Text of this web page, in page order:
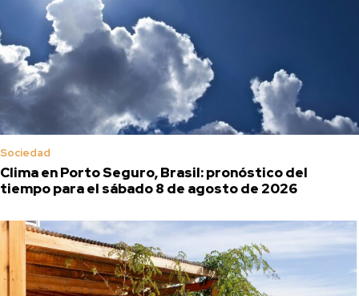
Sociedad
Clima en Porto Seguro, Brasil: pronóstico del
tiempo para el sábado 8 de agosto de 2026